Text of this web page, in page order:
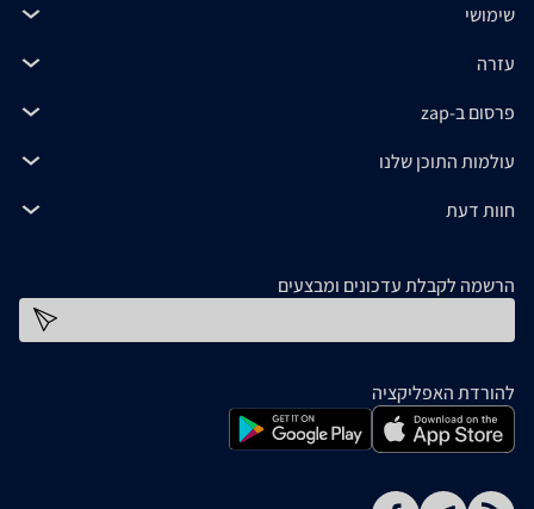
שימושי
עזרה
פרסום ב-zap
עולמות התוכן שלנו
חוות דעת
הרשמה לקבלת עדכונים ומבצעים
להורדת האפליקציה